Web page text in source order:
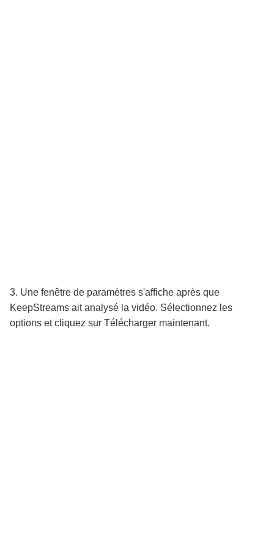
3. Une fenêtre de paramètres s'affiche après que
KeepStreams ait analysé la vidéo. Sélectionnez les
options et cliquez sur Télécharger maintenant.